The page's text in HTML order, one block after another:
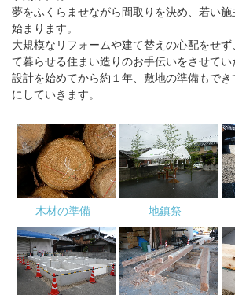
夢をふくらませながら間取りを決め、若い
始まります。
大規模なリフォームや建て替えの心配をせ
て暮らせる住まい造りのお手伝いをさせてい
設計を始めてから約１年、敷地の準備もで
にしていきます。
木材の準備 地鎮祭